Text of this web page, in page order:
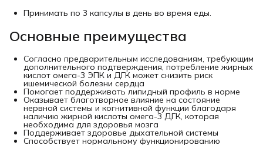
Принимать по 3 капсулы в день во время еды.
Основные преимущества
Согласно предварительным исследованиям, требующим
дополнительного подтверждения, потребление жирных
кислот омега-3 ЭПК и ДГК может снизить риск
ишемической болезни сердца
Помогает поддерживать липидный профиль в норме
Оказывает благотворное влияние на состояние
нервной системы и когнитивной функции благодаря
наличию жирной кислоты омега-3 ДГК, которая
необходима для здоровья мозга
Поддерживает здоровье дыхательной системы
Способствует нормальному функционированию